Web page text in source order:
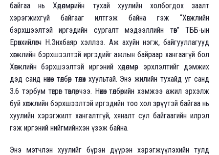
байгаа нь Хөдөлмөрийн тухай хуулийн холбогдох заалт
хэрэгжихгүй байгааг илтгэж байна гэж “Хөгжлийн
бэрхшээлтэй иргэдийн сургалт мэдээллийн төв” ТББ-ын
Ерөнхийлөгч Н.Энхбаяр хэллээ. Аж ахуйн нэгж, байгууллагууд
хөгжлийн бэрхшээлтэй иргэдийг ажлын байраар хангаагүй бол
Хөгжлийн бэрхшээлтэй иргэний хөдөлмөр эрхлэлтийг дэмжих
дэд санд нөхөн төлбөр төлөх хуультай. Энэ жилийн тухайд уг санд
3.6 тэрбум төгрөг төвлөрчээ. Нөхөн төлбөрийн хэмжээ ажил эрхэлж
буй хөгжлийн бэрхшээлтэй иргэдийн тоо хол зөрүүтэй байгаа нь
хуулийн хэрэгжилт хангалтгүй, хяналт сул байгаагийн илрэл
гэж иргэний нийгмийнхэн үзэж байна.
Энэ мэтчлэн хуулийг бүрэн дүүрэн хэрэгжүүлэхийн тулд